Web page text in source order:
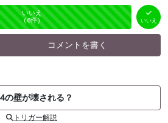
いいえ
（6件） いいえ
コメントを書く
の壁が壊される？
トリガー解説